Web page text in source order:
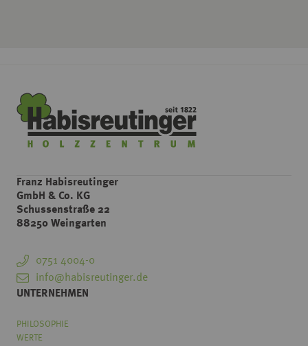
Franz Habisreutinger
GmbH & Co. KG
Schussenstraße 22
88250 Weingarten
0751 4004-0
info@habisreutinger.de
UNTERNEHMEN
PHILOSOPHIE
WERTE